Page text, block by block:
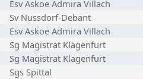
Esv Askoe Admira Villach
Sv Nussdorf-Debant
Esv Askoe Admira Villach
Sg Magistrat Klagenfurt
Sg Magistrat Klagenfurt
Sgs Spittal